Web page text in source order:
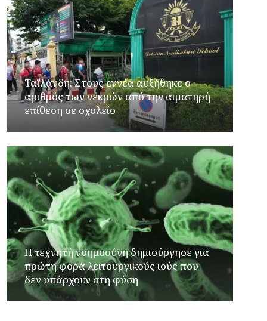
Ταϊλάνδη: Στους εννέα αυξήθηκε ο
αριθμός των νεκρών από την αιματηρή
επίθεση σε σχολείο
Η τεχνητή νοημοσύνη δημιούργησε για
πρώτη φορά λειτουργικούς ιούς που
δεν υπάρχουν στη φύση